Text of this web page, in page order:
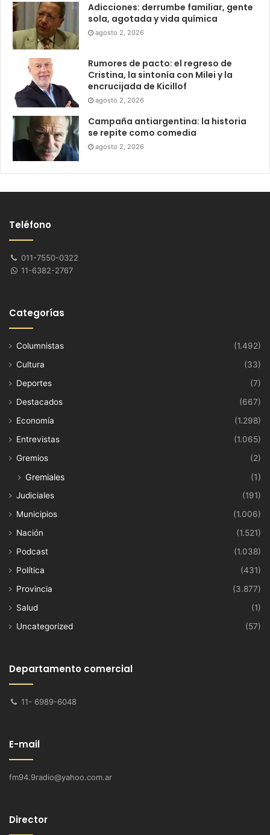
Adicciones: derrumbe familiar, gente
sola, agotada y vida química
agosto 2, 2026
Rumores de pacto: el regreso de
Cristina, la sintonía con Milei y la
encrucijada de Kicillof
agosto 2, 2026
Campaña antiargentina: la historia
se repite como comedia
agosto 2, 2026
Teléfono
011-7550-0322
11-6382-2767
Categorías
Columnistas
(1.492)
Cultura
(33)
Deportes
(7)
Destacados
(667)
Economía
(1.298)
Entrevistas
(1.065)
Gremios
(2)
Gremiales (1)
Judiciales
(191)
Municipios
(1.006)
Nación
(1.521)
Podcast
(1.038)
Política
(431)
Provincia
(3.877)
Salud
(1)
Uncategorized
(57)
Departamento comercial
11- 6989-6048
E-mail
fm94.9radio@yahoo.com.ar
Director